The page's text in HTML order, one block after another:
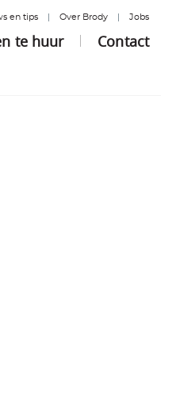
en tips Over Brody Jobs
te huur Contact